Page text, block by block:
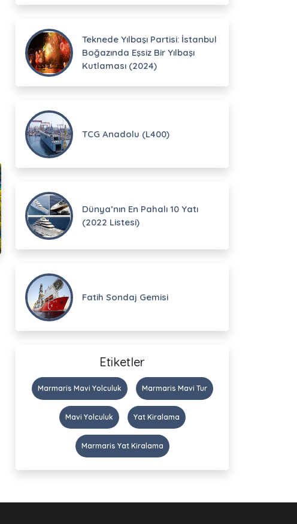
Teknede Yılbaşı Partisi: İstanbul
Boğazında Eşsiz Bir Yılbaşı
Kutlaması (2024)
TCG Anadolu (L400)
Dünya’nın En Pahalı 10 Yatı
(2022 Listesi)
Fatih Sondaj Gemisi
Etiketler
Marmaris Mavi Yolculuk Marmaris Mavi Tur
Mavi Yolculuk Yat Kiralama
Marmaris Yat Kiralama